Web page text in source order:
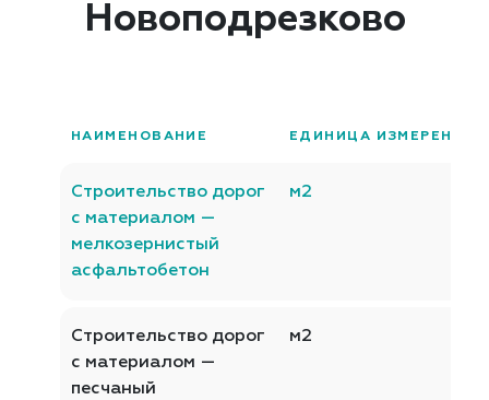
Новоподрезково
НАИМЕНОВАНИЕ ЕДИНИЦА ИЗМЕРЕНИЯ
Строительство дорог
с материалом —
мелкозернистый
асфальтобетон
м2
Строительство дорог
с материалом —
песчаный
м2